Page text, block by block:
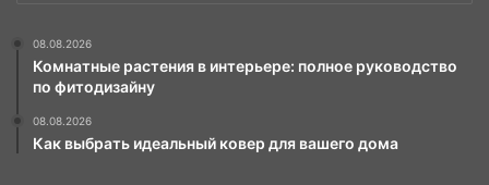
08.08.2026
Комнатные растения в интерьере: полное руководство
по фитодизайну
08.08.2026
Как выбрать идеальный ковер для вашего дома